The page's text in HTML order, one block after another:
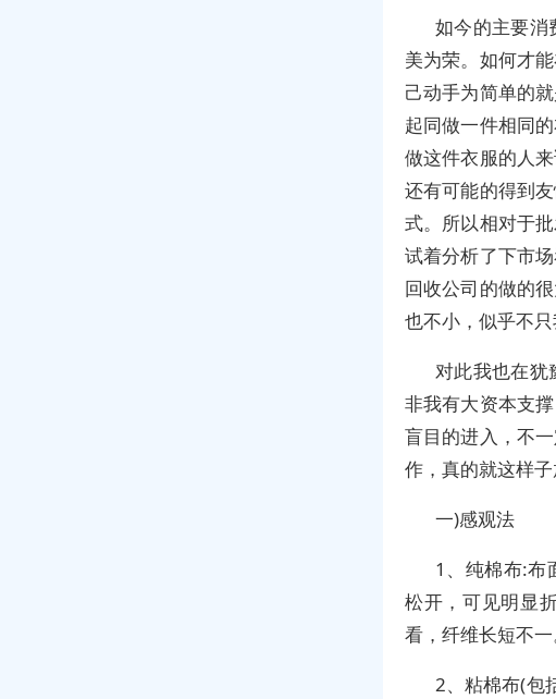
如今的主要消
美为荣。如何才
己动手为简单的
起同做一件相同
做这件衣服的人
还有可能的得到
式。所以相对于
试着分析了下市
回收公司的做的
也不小，似乎不
对此我也在犹
非我有大资本支
盲目的进入，不
作，真的就这样子
一)感观法
1、纯棉布:布
松开，可见明显
看，纤维长短不一
2、粘棉布(包